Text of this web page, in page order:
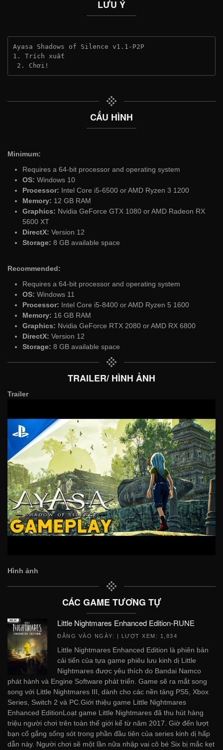
LƯU Ý
Ayasa Shadows of Silence v1.1-P2P
1. Trích xuất
2. Chơi!
CẤU HÌNH
Minimum:
Requires a 64-bit processor and operating system
OS: Windows 10
Processor: Intel Core i5-6500 or AMD Ryzen 3 1200
Memory: 12 GB RAM
Graphics: Nvidia GeForce GTX 1080 or AMD Radeon RX
5600 XT
DirectX: Version 12
Storage: 8 GB available space
Recommended:
Requires a 64-bit processor and operating system
OS: Windows 11
Processor: Intel Core i5-8400 or AMD Ryzen 5 1600
Memory: 16 GB RAM
Graphics: Nvidia GeForce RTX 2080 or AMD RX 6800
DirectX: Version 12
Storage: 8 GB available space
TRAILER/ HÌNH ẢNH
Trailer
Hình ảnh
CÁC GAME TƯƠNG TỰ
Little Nightmares Enhanced Edition-RUNE
ĐĂNG VÀO NGÀY: | LƯỢT XEM: 1,834
Little Nightmares Enhanced Edition là phiên bản
cải tiến của tựa game phiêu lưu kinh dị Little
Nightmares được yêu thích do Bandai Namco
phát hành và Engine Software phát triển. Game sẽ ra mắt song
song với Little Nightmares III, dành cho các nền tảng PS5, Xbox
Series, Switch 2 và PC.Giới thiệu game Little Nightmares
Enhanced EditionLoạt game Little Nightmares đã thu hút hàng
triệu người chơi trên toàn thế giới kể từ năm 2017. Giờ đến lượt
bạn cố gắng sống sót trong phần đầu tiên của series kinh dị hấp
dẫn này. Người chơi sẽ một lần nữa nhập vai cô bé Six bị mắc kẹt